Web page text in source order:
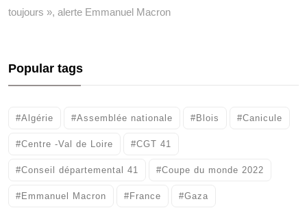
toujours », alerte Emmanuel Macron
Popular tags
#Algérie #Assemblée nationale #Blois #Canicule
#Centre -Val de Loire #CGT 41
#Conseil départemental 41 #Coupe du monde 2022
#Emmanuel Macron #France #Gaza